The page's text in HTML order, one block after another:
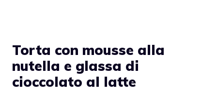
Torta con mousse alla
nutella e glassa di
cioccolato al latte